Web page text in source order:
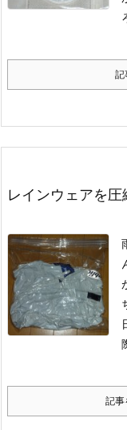
記
レインウェアを
記事